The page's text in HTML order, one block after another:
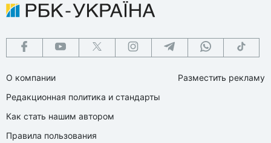
О компании
Редакционная политика и стандарты
Как стать нашим автором
Правила пользования
Разместить рекламу